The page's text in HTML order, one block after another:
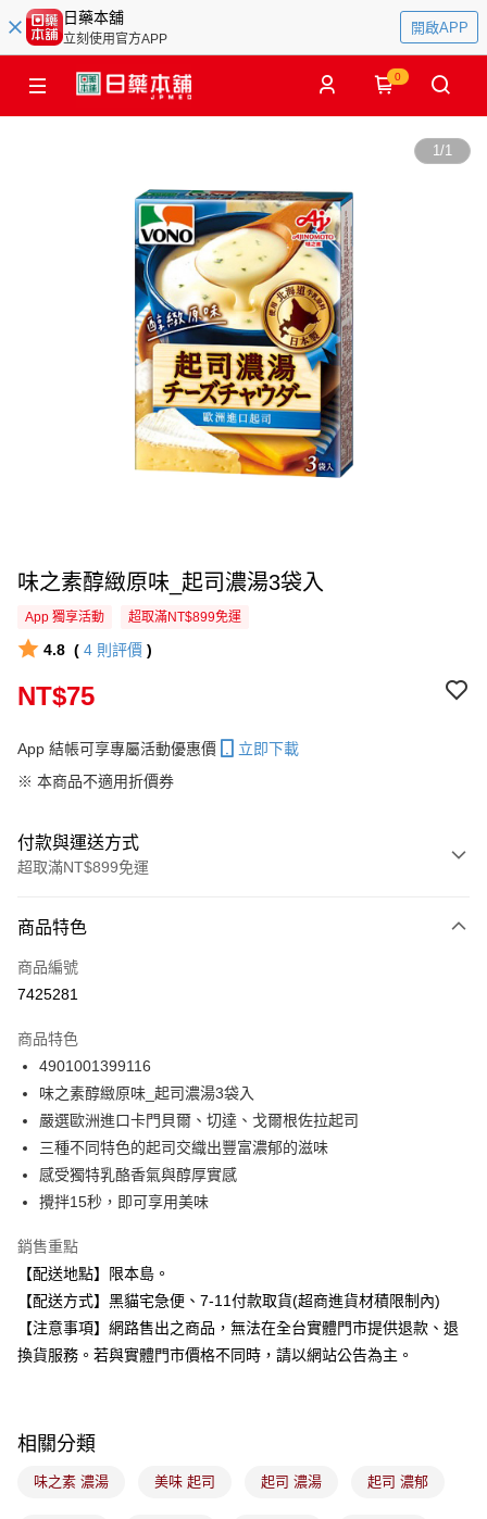
日藥本舖
立刻使用官方APP
開啟APP
0
1/1
味之素醇緻原味_起司濃湯3袋入
App 獨享活動 超取滿NT$899免運
4.8 ( 4 則評價 )
NT$75
App 結帳可享專屬活動優惠價
立即下載
※ 本商品不適用折價券
付款與運送方式
超取滿NT$899免運
信用卡一次付款
超商取貨付款
Apple Pay
街口支付
悠遊付
Google Pay
【大哥付你分期使用說明】
1.本服務由台灣大哥大提供，台灣大哥大用戶可立即使用無須另外申請。
2.付款方式選擇「大哥付你分期」，訂單成立後會自動跳轉到大哥付的交易
4.訂單成立30分鐘內，如未前往確認交易或遇審核未通過，訂單將自動取
消。如遇「轉專審核」未通過狀況，表示未達大哥付你分期系統評分，恕無
【繳款方式說明】
ATM付款
每筆NT$100，滿NT$899(含以上)免運費
付款後全家取貨
商品特色
商品編號
7425281
商品特色
4901001399116
味之素醇緻原味_起司濃湯3袋入
嚴選歐洲進口卡門貝爾、切達、戈爾根佐拉起司
三種不同特色的起司交織出豐富濃郁的滋味
感受獨特乳酪香氣與醇厚實感
攪拌15秒，即可享用美味
銷售重點
【配送地點】限本島。
【配送方式】黑貓宅急便、7-11付款取貨(超商進貨材積限制內)
【注意事項】網路售出之商品，無法在全台實體門市提供退款、退
換貨服務。若與實體門市價格不同時，請以網站公告為主。
相關分類
味之素 濃湯 美味 起司 起司 濃湯 起司 濃郁